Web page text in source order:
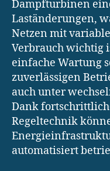
Dampfturbinen
Laständerungen,
Netzen mit
Verbrauch wichtig
einfache Wartung
zuverlässigen
auch unter
Dank
Regeltechnik
automatisiert